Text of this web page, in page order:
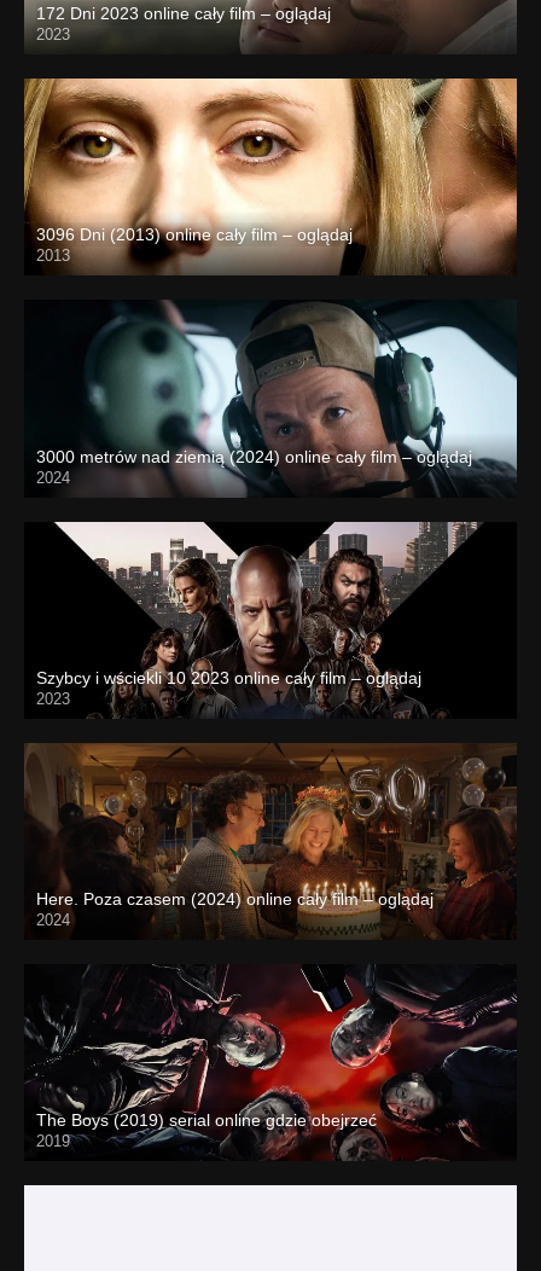
172 Dni 2023 online cały film – oglądaj
2023
3096 Dni (2013) online cały film – oglądaj
2013
3000 metrów nad ziemią (2024) online cały film – oglądaj
2024
Szybcy i wściekli 10 2023 online cały film – oglądaj
2023
Here. Poza czasem (2024) online cały film – oglądaj
2024
The Boys (2019) serial online gdzie obejrzeć
2019